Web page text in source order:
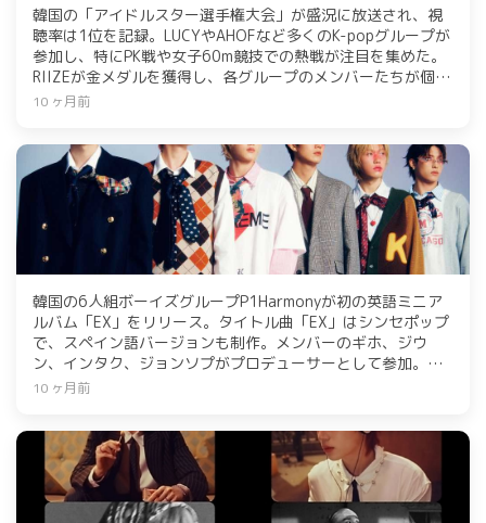
韓国の「アイドルスター選手権大会」が盛況に放送され、視
聴率は1位を記録。LUCYやAHOFなど多くのK-popグループが
参加し、特にPK戦や女子60m競技での熱戦が注目を集めた。
RIIZEが金メダルを獲得し、各グループのメンバーたちが個性
的な活躍を見せた。第2部の放送も期待されている。
10 ヶ月前
韓国の6人組ボーイズグループP1Harmonyが初の英語ミニア
ルバム「EX」をリリース。タイトル曲「EX」はシンセポップ
で、スペイン語バージョンも制作。メンバーのギホ、ジウ
ン、インタク、ジョンソプがプロデューサーとして参加。ア
ルバムには多彩な収録曲があり、米人気番組「Good
ツアーも予定。
10 ヶ月前